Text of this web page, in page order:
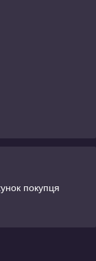
покупця